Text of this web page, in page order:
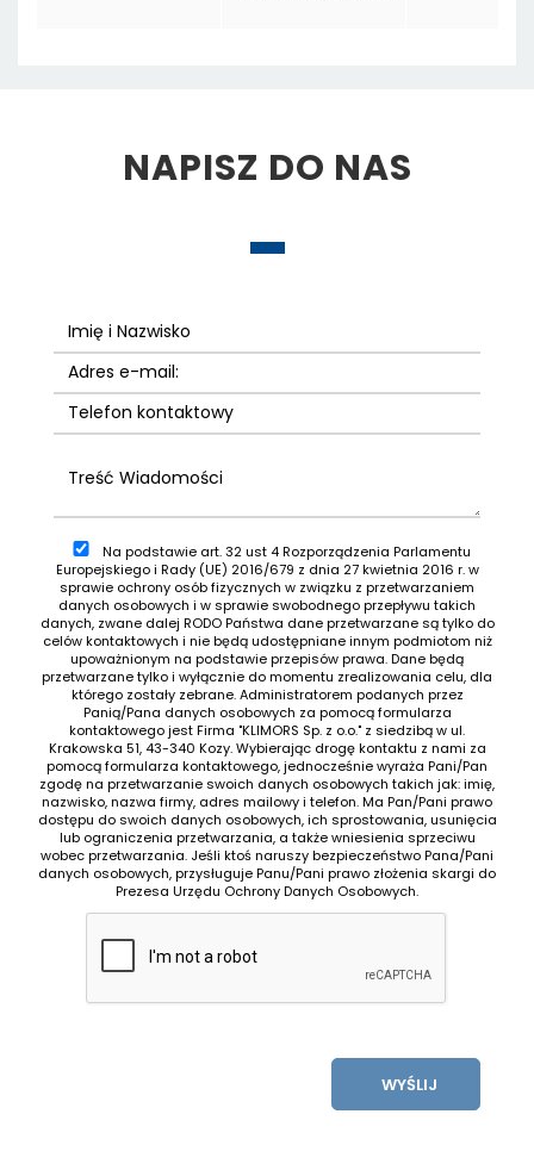
NAPISZ DO NAS
Na podstawie art. 32 ust 4 Rozporządzenia Parlamentu
Europejskiego i Rady (UE) 2016/679 z dnia 27 kwietnia 2016 r. w
sprawie ochrony osób fizycznych w związku z przetwarzaniem
danych osobowych i w sprawie swobodnego przepływu takich
danych, zwane dalej RODO Państwa dane przetwarzane są tylko do
celów kontaktowych i nie będą udostępniane innym podmiotom niż
upoważnionym na podstawie przepisów prawa. Dane będą
przetwarzane tylko i wyłącznie do momentu zrealizowania celu, dla
którego zostały zebrane. Administratorem podanych przez
Panią/Pana danych osobowych za pomocą formularza
kontaktowego jest Firma "KLIMORS Sp. z o.o." z siedzibą w ul.
Krakowska 51, 43-340 Kozy. Wybierając drogę kontaktu z nami za
pomocą formularza kontaktowego, jednocześnie wyraża Pani/Pan
zgodę na przetwarzanie swoich danych osobowych takich jak: imię,
nazwisko, nazwa firmy, adres mailowy i telefon. Ma Pan/Pani prawo
dostępu do swoich danych osobowych, ich sprostowania, usunięcia
lub ograniczenia przetwarzania, a także wniesienia sprzeciwu
wobec przetwarzania. Jeśli ktoś naruszy bezpieczeństwo Pana/Pani
danych osobowych, przysługuje Panu/Pani prawo złożenia skargi do
Prezesa Urzędu Ochrony Danych Osobowych.
WYŚLIJ